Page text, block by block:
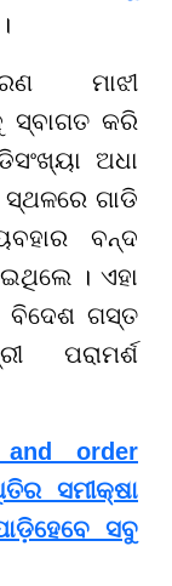
।
ମାଝୀ
ସ୍ବାଗତ କରି
ଅଧା
ଗାଡି
ବନ୍ଦ
। ଏହା
ବିଦେଶ ଗସ୍ତ
ପରାମର୍ଶ
order
ସମୀକ୍ଷା
ସବୁ